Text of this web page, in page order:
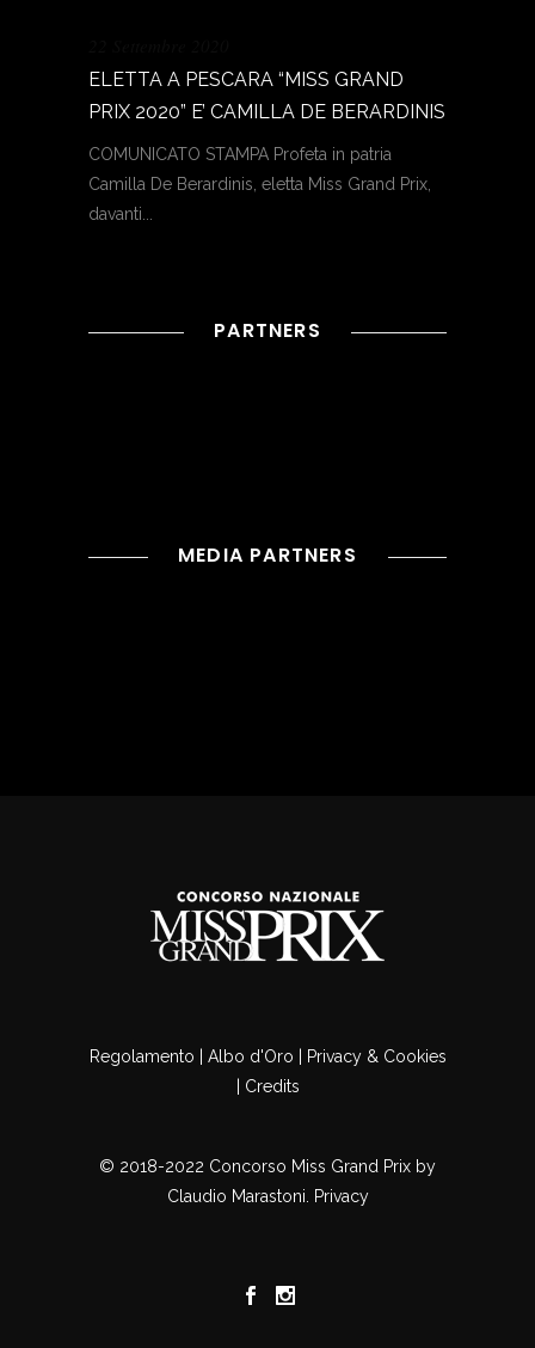
ELETTA A PESCARA “MISS GRAND
PRIX 2020” E’ CAMILLA DE BERARDINIS
COMUNICATO STAMPA Profeta in patria
Camilla De Berardinis, eletta Miss Grand Prix,
davanti...
PARTNERS
MEDIA PARTNERS
Regolamento Albo d'Oro
Privacy & Cookies
Credits
© 2018-2022 Concorso Miss Grand Prix by
Claudio Marastoni. Privacy